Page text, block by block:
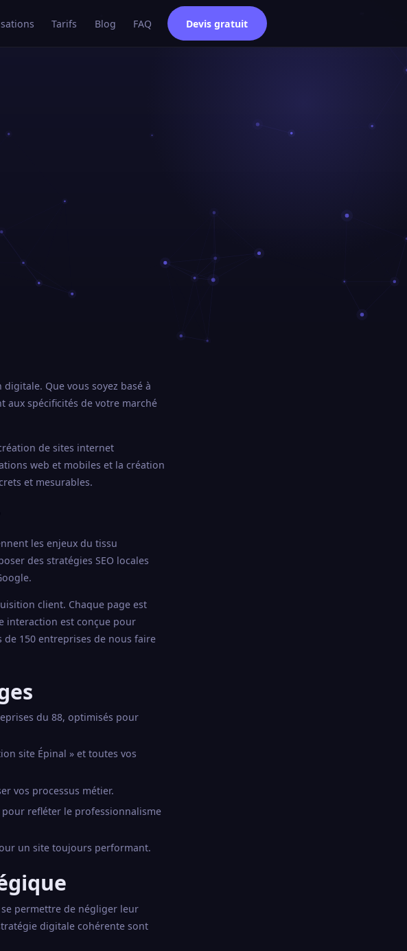
Tarifs Blog FAQ Devis gratuit
Que vous soyez basé à
aux spécificités de votre marché
de sites internet
web et mobiles et la création
et mesurables.
les enjeux du tissu
des stratégies SEO locales
client. Chaque page est
interaction est conçue pour
150 entreprises de nous faire
du 88, optimisés pour
site Épinal » et toutes vos
vos processus métier.
refléter le professionnalisme
un site toujours performant.
permettre de négliger leur
digitale cohérente sont